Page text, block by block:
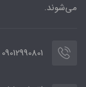
می‌شوند.
09012990801